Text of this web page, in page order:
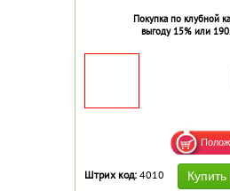
Покупка по клубной
выгоду 15% или
Штрих код: 4010